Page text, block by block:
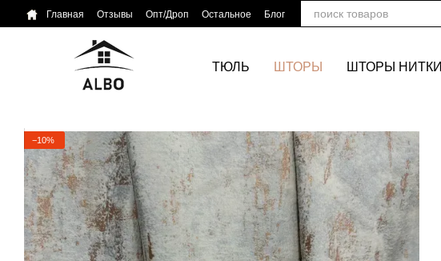
Перейти к основному контенту
Главная Отзывы Опт/Дроп Остальное Блог
ТЮЛЬ ШТОРЫ ШТОРЫ НИТКИ
−10%